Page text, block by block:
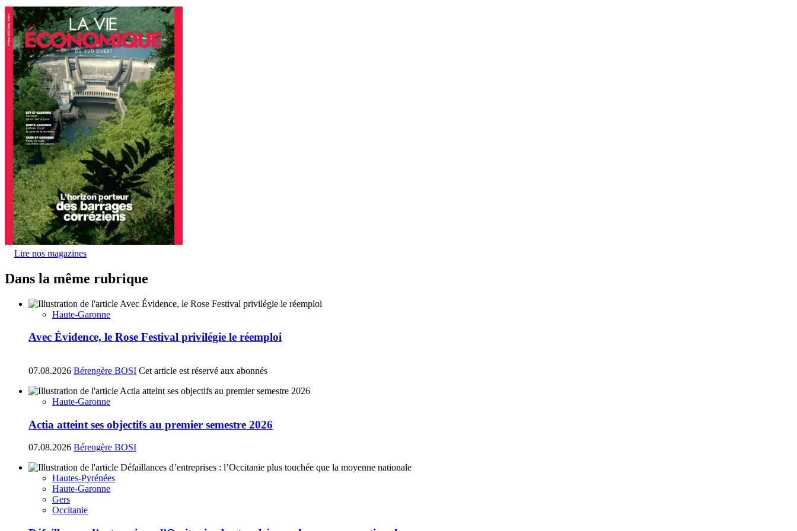
Lire nos magazines
Dans la même rubrique
Haute-Garonne
Avec Évidence, le Rose Festival privilégie le réemploi
07.08.2026 Bérengère BOSI Cet article est réservé aux abonnés
Haute-Garonne
Actia atteint ses objectifs au premier semestre 2026
07.08.2026 Bérengère BOSI
Hautes-Pyrénées
Haute-Garonne
Gers
Occitanie